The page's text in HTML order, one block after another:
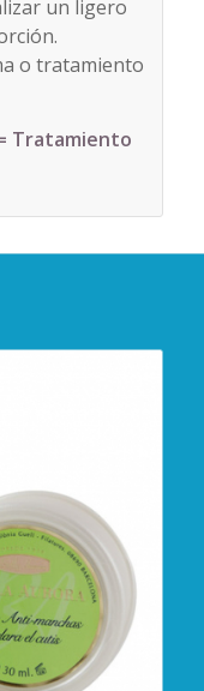
un ligero
o tratamiento
Tratamiento